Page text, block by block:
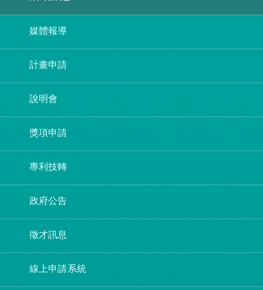
媒體報導
計畫申請
說明會
獎項申請
專利技轉
政府公告
徵才訊息
線上申請系統